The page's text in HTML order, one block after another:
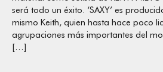
será todo un éxito. ‘SAXY’ es
mismo Keith, quien hasta hace poco
agrupaciones más importantes del
[…]